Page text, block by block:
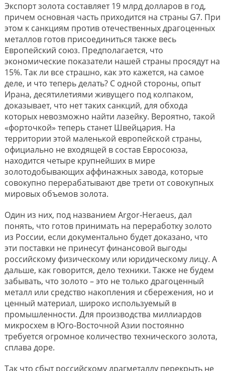
Экспорт золота составляет 19 млрд долларов в год,
причем основная часть приходится на страны G7. При
этом к санкциям против отечественных драгоценных
металлов готов присоединиться также весь
Европейский союз. Предполагается, что
экономические показатели нашей страны просядут на
15%. Так ли все страшно, как это кажется, на самое
деле, и что теперь делать? С одной стороны, опыт
Ирана, десятилетиями живущего под колпаком,
доказывает, что нет таких санкций, для обхода
которых невозможно найти лазейку. Вероятно, такой
«форточкой» теперь станет Швейцария. На
территории этой маленькой европейской страны,
официально не входящей в состав Евросоюза,
находится четыре крупнейших в мире
золотодобывающих аффинажных завода, которые
совокупно перерабатывают две трети от совокупных
мировых объемов золота.
Один из них, под названием Argor-Heraeus, дал
понять, что готов принимать на переработку золото
из России, если документально будет доказано, что
эти поставки не принесут финансовой выгоды
российскому физическому или юридическому лицу. А
дальше, как говорится, дело техники. Также не будем
забывать, что золото – это не только драгоценный
металл или средство накопления и сбережения, но и
ценный материал, широко используемый в
промышленности. Для производства миллиардов
микросхем в Юго-Восточной Азии постоянно
требуется огромное количество технического золота,
сплава доре.
Так что сбыт российскому драгметаллу перекрыть не